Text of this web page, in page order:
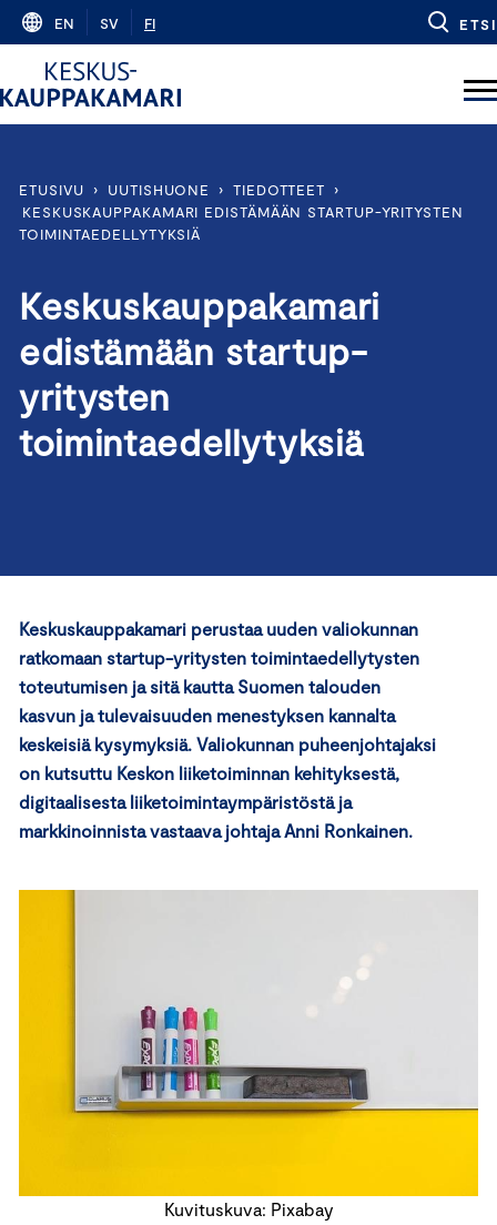
Skip
content
EN SV FI ETSI
ETUSIVU › UUTISHUONE › TIEDOTTEET
›
KESKUSKAUPPAKAMARI EDISTÄMÄÄN STARTUP-YRITYSTEN
TOIMINTAEDELLYTYKSIÄ
Keskuskauppakamari
edistämään startup-
yritysten
toimintaedellytyksiä
Keskuskauppakamari perustaa uuden valiokunnan
ratkomaan startup-yritysten toimintaedellytysten
toteutumisen ja sitä kautta Suomen talouden
kasvun ja tulevaisuuden menestyksen kannalta
keskeisiä kysymyksiä. Valiokunnan puheenjohtajaksi
on kutsuttu Keskon liiketoiminnan kehityksestä,
digitaalisesta liiketoimintaympäristöstä ja
markkinoinnista vastaava johtaja Anni Ronkainen.
Kuvituskuva: Pixabay